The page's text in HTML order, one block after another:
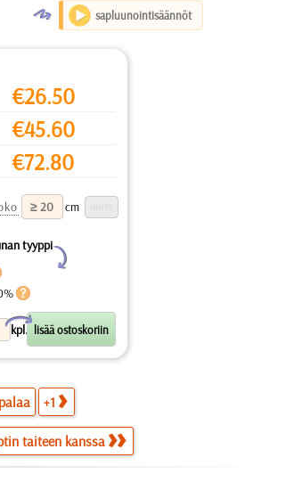
O sapluunointisäännöt
€26.50
€45.60
€72.80
cm
tyyppi
Y
kpl.
X
palaa +1
taiteen kanssa